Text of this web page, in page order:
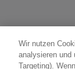
Wir nutzen
analysieren und
Targeting).